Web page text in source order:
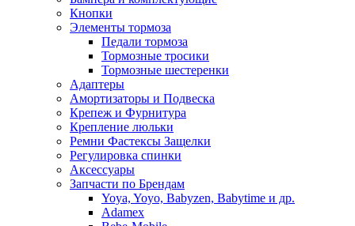
Кнопки
Элементы тормоза
Педали тормоза
Тормозные тросики
Тормозные шестеренки
Адаптеры
Амортизаторы и Подвеска
Крепеж и Фурнитура
Крепление люльки
Ремни Фастексы Защелки
Регулировка спинки
Аксессуары
Запчасти по Брендам
Yoya, Yoyo, Babyzen, Babytime и др.
Adamex